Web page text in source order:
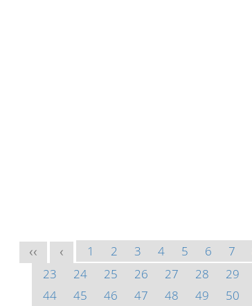
<< < 1 2 3 4 5 6 7
23
24 25 26 27 28 29
44
45 46 47 48 49 50